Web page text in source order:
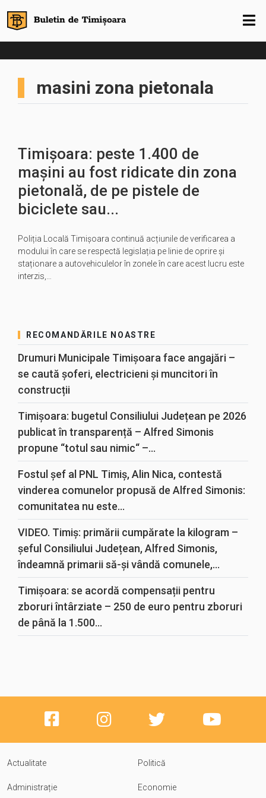
masini zona pietonala
Timișoara: peste 1.400 de
mașini au fost ridicate din zona
pietonală, de pe pistele de
biciclete sau...
Poliția Locală Timișoara continuă acțiunile de verificarea a
modului în care se respectă legislația pe linie de oprire și
staționare a autovehiculelor în zonele în care acest lucru este
interzis,…
RECOMANDĂRILE NOASTRE
Drumuri Municipale Timișoara face angajări –
se caută șoferi, electricieni și muncitori în
construcții
Timișoara: bugetul Consiliului Județean pe 2026
publicat în transparență – Alfred Simonis
propune “totul sau nimic“ –...
Fostul șef al PNL Timiș, Alin Nica, contestă
vinderea comunelor propusă de Alfred Simonis:
comunitatea nu este...
VIDEO. Timiș: primării cumpărate la kilogram –
șeful Consiliului Județean, Alfred Simonis,
îndeamnă primarii să-și vândă comunele,...
Timișoara: se acordă compensații pentru
zboruri întârziate – 250 de euro pentru zboruri
de până la 1.500...
Actualitate Politică
Administrație Economie